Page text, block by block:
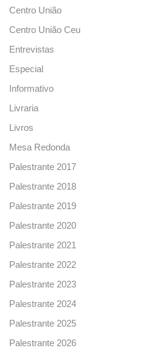
Centro União
Centro União Ceu
Entrevistas
Especial
Informativo
Livraria
Livros
Mesa Redonda
Palestrante 2017
Palestrante 2018
Palestrante 2019
Palestrante 2020
Palestrante 2021
Palestrante 2022
Palestrante 2023
Palestrante 2024
Palestrante 2025
Palestrante 2026